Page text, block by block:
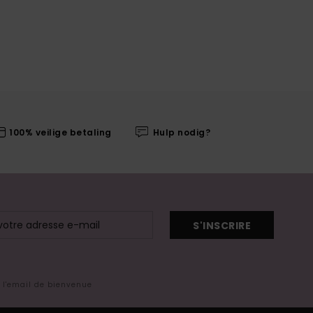
100% veilige betaling Hulp nodig?
S'INSCRIRE
de bienvenue